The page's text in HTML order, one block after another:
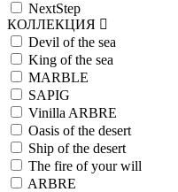
NextStep
КОЛЛЕКЦИЯ
Devil of the sea
King of the sea
MARBLE
SAPIG
Vinilla ARBRE
Oasis of the desert
Ship of the desert
The fire of your will
ARBRE